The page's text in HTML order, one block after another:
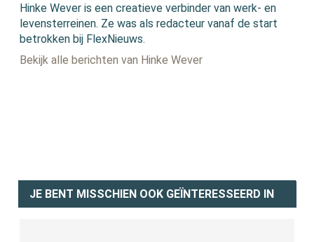
Hinke Wever is een creatieve verbinder van werk- en
levensterreinen. Ze was als redacteur vanaf de start
betrokken bij FlexNieuws.
Bekijk alle berichten van Hinke Wever
JE BENT MISSCHIEN OOK GEÏNTERESSEERD IN